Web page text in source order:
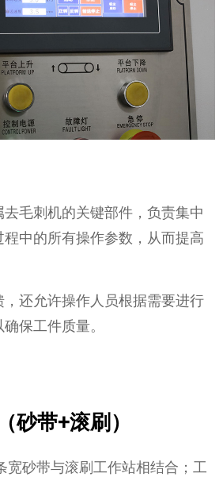
毛刺机的关键部件，负责集中
中的所有操作参数，从而提高
还允许操作人员根据需要进行
保工件质量。
砂带+滚刷）
宽砂带与滚刷工作站相结合；工